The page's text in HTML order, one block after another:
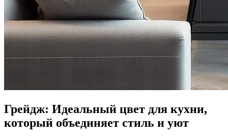
Грейдж: Идеальный цвет для кухни,
который объединяет стиль и уют